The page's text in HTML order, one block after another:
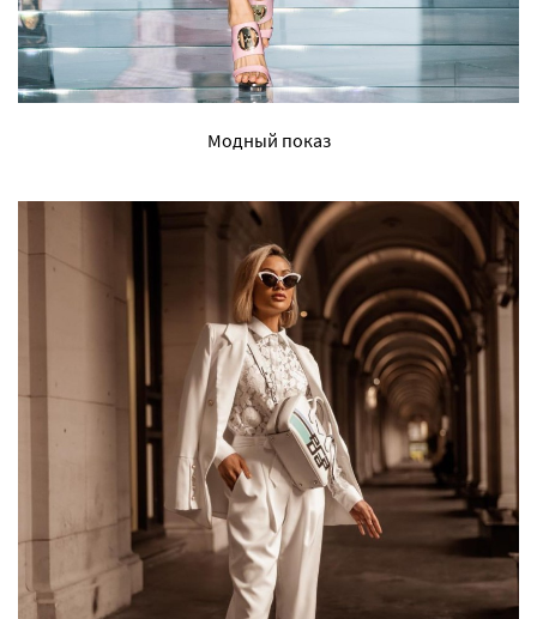
Модный показ